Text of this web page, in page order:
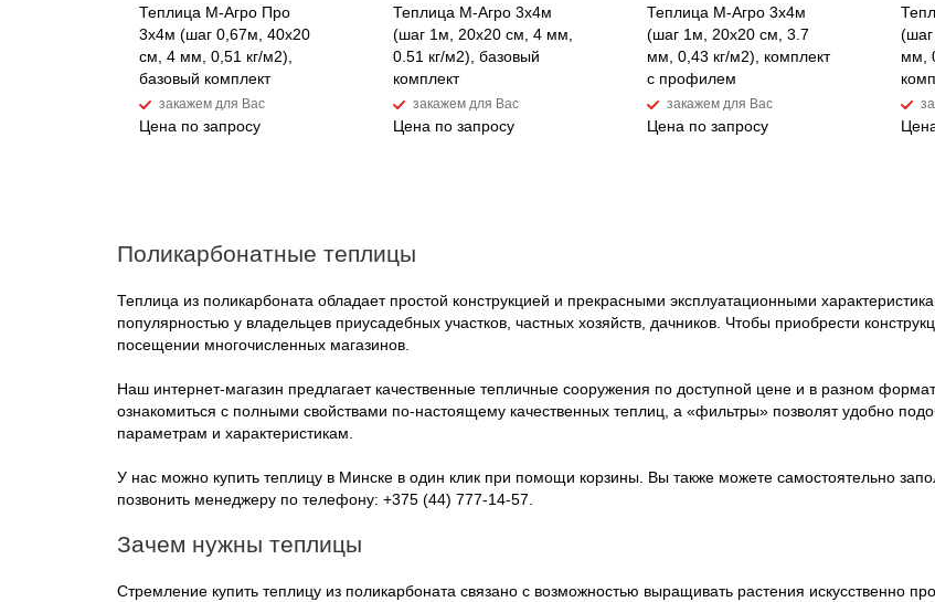
Теплица М-Агро Про
3x4м (шаг 0,67м, 40x20
см, 4 мм, 0,51 кг/м2),
базовый комплект
закажем для Вас
Цена по запросу
Теплица М-Агро 3x4м
(шаг 1м, 20x20 см, 4 мм,
0.51 кг/м2), базовый
комплект
закажем для Вас
Цена по запросу
Теплица М-Агро 3x4м
(шаг 1м, 20x20 см, 3.7
мм, 0,43 кг/м2), комплект
с профилем
закажем для Вас
Цена по запросу
мм,
Поликарбонатные теплицы
Теплица из поликарбоната обладает простой конструкцией и прекрасными эксплуатационными
популярностью у владельцев приусадебных участков, частных хозяйств, дачников. Чтобы приобрести
посещении многочисленных магазинов.
Наш интернет-магазин предлагает качественные тепличные сооружения по доступной цене и в разном
ознакомиться с полными свойствами по-настоящему качественных теплиц, а «фильтры» позволят удобно
параметрам и характеристикам.
У нас можно купить теплицу в Минске в один клик при помощи корзины. Вы также можете самостоятельно
позвонить менеджеру по телефону: +375 (44) 777-14-57
Зачем нужны теплицы
Стремление купить теплицу из поликарбоната связано с возможностью выращивать растения искусственно